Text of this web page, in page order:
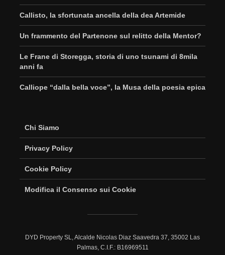
Callisto, la sfortunata ancella della dea Artemide
Un frammento del Partenone sul relitto della Mentor?
Le Frane di Storegga, storia di uno tsunami di 8mila
anni fa
Calliope “dalla bella voce”, la Musa della poesia epica
Chi Siamo
Privacy Policy
Cookie Policy
Modifica il Consenso sui Cookie
DYD Property SL, Alcalde Nicolas Diaz Saavedra 37, 35002 Las
Palmas, C.I.F.: B16969511